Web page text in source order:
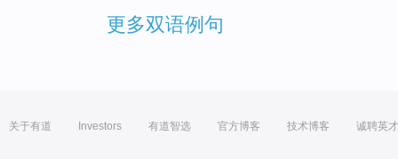
更多双语例句
关于有道 Investors 有道智选 官方博客 技术博客 诚聘英才